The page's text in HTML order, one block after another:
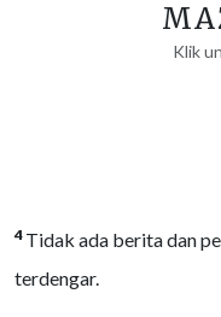
Klik
4 Tidak ada berita dan
terdengar.